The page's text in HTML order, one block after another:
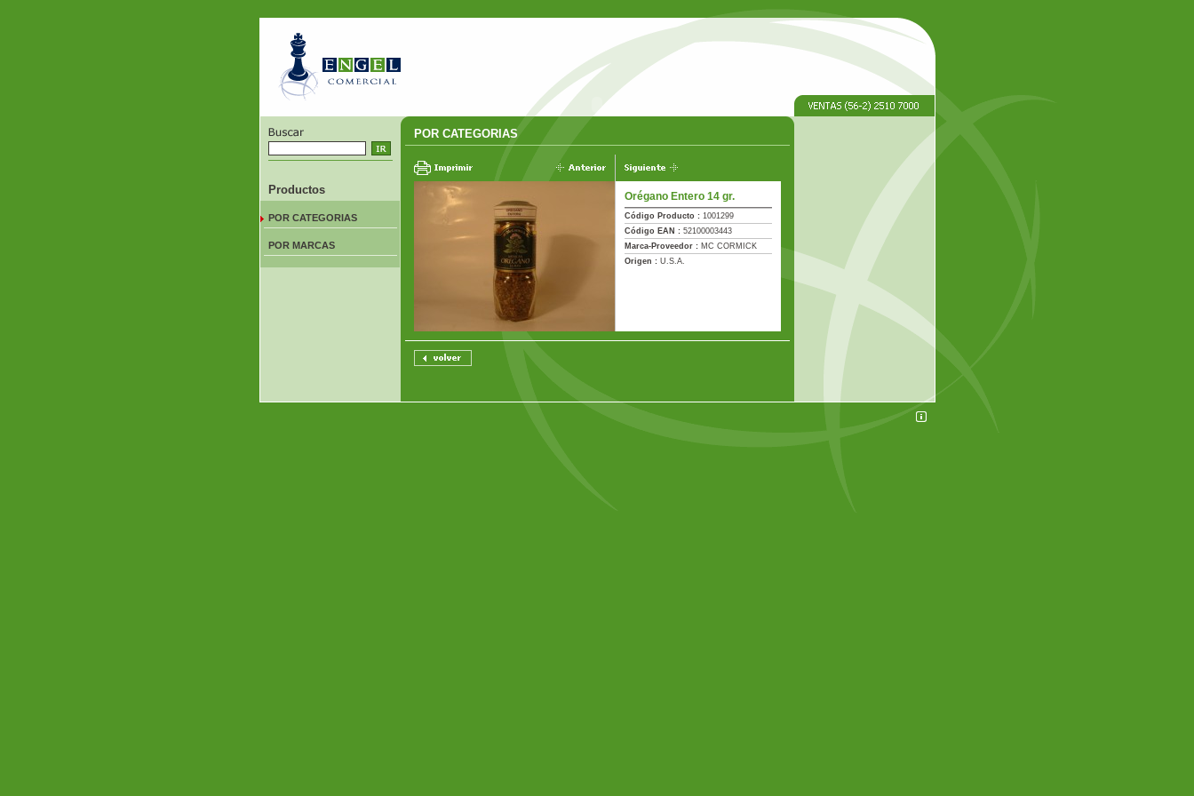
Productos
POR CATEGORIAS
POR MARCAS
POR CATEGORIAS
Orégano Entero 14 gr.
Código Producto : 1001299
Código EAN : 52100003443
Marca-Proveedor : MC CORMICK
Origen : U.S.A.